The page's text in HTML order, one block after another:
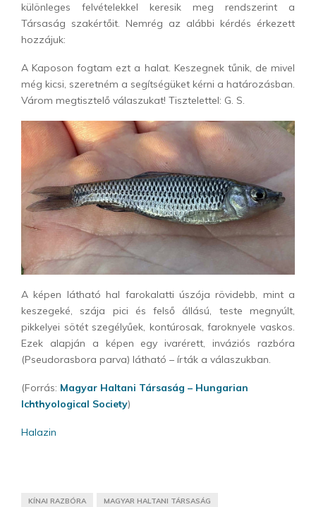
különleges felvételekkel keresik meg rendszerint a
Társaság szakértőit. Nemrég az alábbi kérdés érkezett
hozzájuk:
A Kaposon fogtam ezt a halat. Keszegnek tűnik, de mivel
még kicsi, szeretném a segítségüket kérni a határozásban.
Várom megtisztelő válaszukat! Tisztelettel: G. S.
A képen látható hal farokalatti úszója rövidebb, mint a
keszegeké, szája pici és felső állású, teste megnyúlt,
pikkelyei sötét szegélyűek, kontúrosak, faroknyele vaskos.
Ezek alapján a képen egy ivarérett, inváziós razbóra
(Pseudorasbora parva) látható – írták a válaszukban.
(Forrás: Magyar Haltani Társaság – Hungarian
Ichthyological Society)
Halazin
KÍNAI RAZBÓRA MAGYAR HALTANI TÁRSASÁG